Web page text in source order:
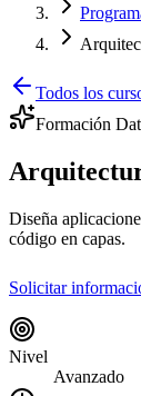
Todos los
Formación
Diseña
código en capas.
Solicitar
Nivel
Avanzado